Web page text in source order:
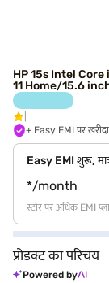
HP 15s Intel Core
11 Home/15.6
+ Easy EMI पर
Easy EMI शुरू,
*/month
स्टोर पर अधिक EMI
प्रोडक्ट का परिचय
Powered by